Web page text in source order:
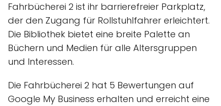
Fahrbücherei 2 ist ihr barrierefreier Parkplatz,
der den Zugang für Rollstuhlfahrer erleichtert.
Die Bibliothek bietet eine breite Palette an
Büchern und Medien für alle Altersgruppen
und Interessen.
Die Fahrbücherei 2 hat 5 Bewertungen auf
Google My Business erhalten und erreicht eine